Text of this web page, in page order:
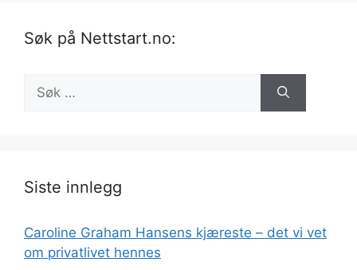
Søk på Nettstart.no:
etter:
Siste innlegg
Caroline Graham Hansens kjæreste – det vi vet
om privatlivet hennes